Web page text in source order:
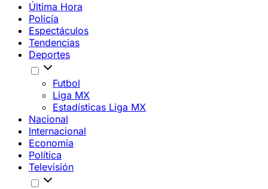
Última Hora
Policía
Espectáculos
Tendencias
Deportes
Futbol
Liga MX
Estadísticas Liga MX
Nacional
Internacional
Economía
Política
Televisión